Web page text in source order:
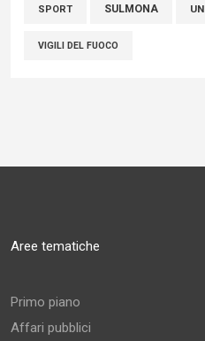
SPORT SULMONA
VIGILI DEL FUOCO
Aree tematiche
Primo piano
Affari pubblici